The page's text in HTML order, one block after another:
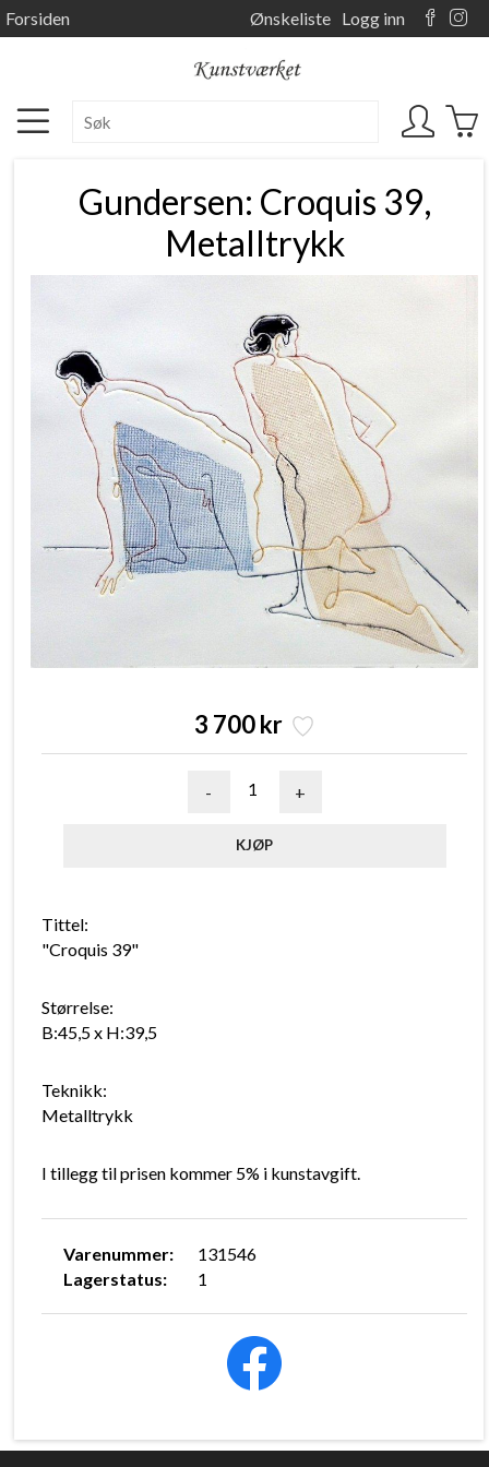
Forsiden Ønskeliste Logg inn
Gundersen: Croquis 39,
Metalltrykk
3 700 kr
- +
Varenummer:
131546
Lagerstatus:
1
Tittel:
"Croquis 39"
Størrelse:
B:45,5 x H:39,5
Teknikk:
Metalltrykk
I tillegg til prisen kommer 5% i kunstavgift.